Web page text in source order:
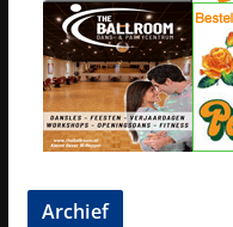
Archief